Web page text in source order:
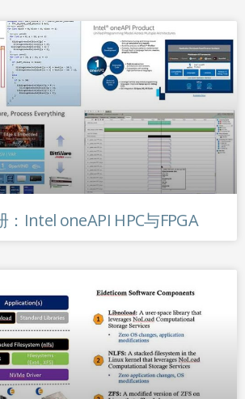
：Intel oneAPI HPC与FPGA